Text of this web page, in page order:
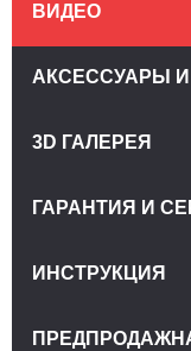
ВИДЕО
АКСЕССУАРЫ
3D ГАЛЕРЕЯ
ГАРАНТИЯ И
ИНСТРУКЦИЯ